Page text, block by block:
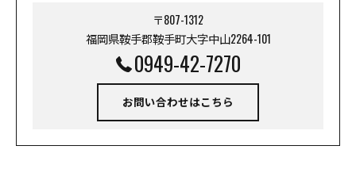
〒807-1312
福岡県鞍手郡鞍手町大字中山2264-101
0949-42-7270
お問い合わせはこちら